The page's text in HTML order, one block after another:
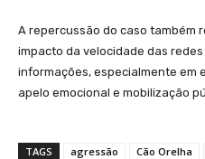
A repercussão do caso também
impacto da velocidade das
informações, especialmente em
apelo emocional e mobilização
TAGS agressão Cão Orelha